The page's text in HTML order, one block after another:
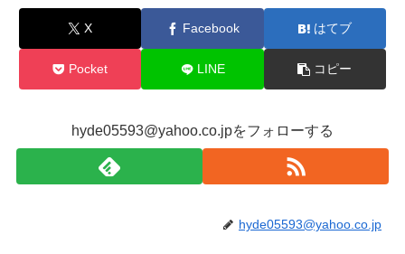
X Facebook はてブ
Pocket LINE コピー
hyde05593@yahoo.co.jpをフォローする
hyde05593@yahoo.co.jp